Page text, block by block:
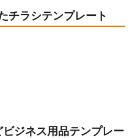
チラシテンプレート
ジネス用品テンプレー